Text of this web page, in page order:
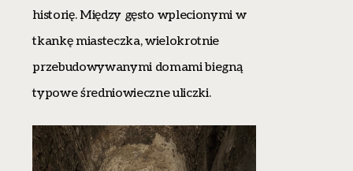
historię. Między gęsto wplecionymi w
tkankę miasteczka, wielokrotnie
przebudowywanymi domami biegną
typowe średniowieczne uliczki.